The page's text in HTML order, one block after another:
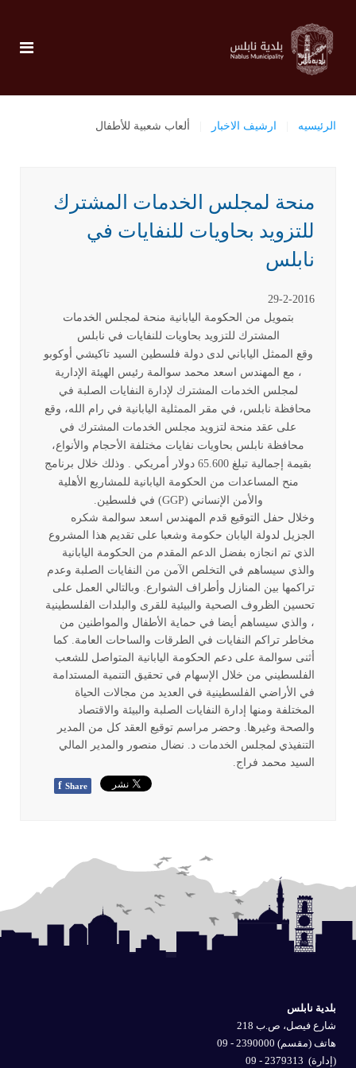
الرئيسيه ارشيف الاخبار ألعاب شعبية للأطفال
منحة لمجلس الخدمات المشترك
للتزويد بحاويات للنفايات في
نابلس
29-2-2016
بتمويل من الحكومة اليابانية منحة لمجلس الخدمات
المشترك للتزويد بحاويات للنفايات في نابلس
وقع الممثل الياباني لدى دولة فلسطين السيد تاكيشي أوكوبو
، مع المهندس اسعد محمد سوالمة رئيس الهيئة الإدارية
لمجلس الخدمات المشترك لإدارة النفايات الصلبة في
محافظة نابلس، في مقر الممثلية اليابانية في رام الله، وقع
على عقد منحة لتزويد مجلس الخدمات المشترك في
محافظة نابلس بحاويات نفايات مختلفة الأحجام والأنواع،
بقيمة إجمالية تبلغ 65.600 دولار أمريكي . وذلك خلال برنامج
منح المساعدات من الحكومة اليابانية للمشاريع الأهلية
والأمن الإنساني (GGP) في فلسطين.
وخلال حفل التوقيع قدم المهندس اسعد سوالمة شكره
الجزيل لدولة اليابان حكومة وشعبا على تقديم هذا المشروع
الذي تم انجازه بفضل الدعم المقدم من الحكومة اليابانية
والذي سيساهم في التخلص الآمن من النفايات الصلبة وعدم
تراكمها بين المنازل وأطراف الشوارع. وبالتالي العمل على
تحسين الظروف الصحية والبيئية للقرى والبلدات الفلسطينية
، والذي سيساهم أيضا في حماية الأطفال والمواطنين من
مخاطر تراكم النفايات في الطرقات والساحات العامة. كما
أثنى سوالمة على دعم الحكومة اليابانية المتواصل للشعب
الفلسطيني من خلال الإسهام في تحقيق التنمية المستدامة
في الأراضي الفلسطينية في العديد من مجالات الحياة
المختلفة ومنها إدارة النفايات الصلبة والبيئة والاقتصاد
والصحة وغيرها. وحضر مراسم توقيع العقد كل من المدير
التنفيذي لمجلس الخدمات د. نضال منصور والمدير المالي
السيد محمد فراج.
f Share
بلدية نابلس
شارع فيصل، ص.ب 218
هاتف (مقسم) 2390000 - 09
(إدارة)